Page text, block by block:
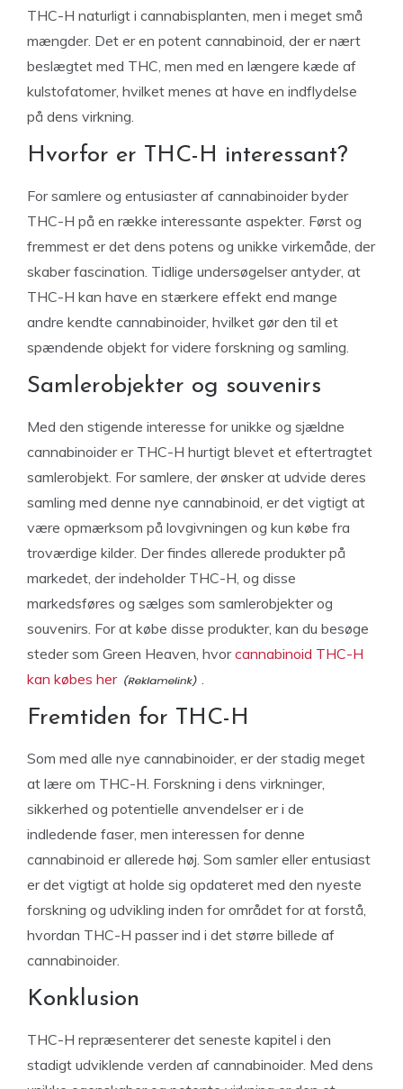
THC-H naturligt i cannabisplanten, men i meget små
mængder. Det er en potent cannabinoid, der er nært
beslægtet med THC, men med en længere kæde af
kulstofatomer, hvilket menes at have en indflydelse
på dens virkning.
Hvorfor er THC-H interessant?
For samlere og entusiaster af cannabinoider byder
THC-H på en række interessante aspekter. Først og
fremmest er det dens potens og unikke virkemåde, der
skaber fascination. Tidlige undersøgelser antyder, at
THC-H kan have en stærkere effekt end mange
andre kendte cannabinoider, hvilket gør den til et
spændende objekt for videre forskning og samling.
Samlerobjekter og souvenirs
Med den stigende interesse for unikke og sjældne
cannabinoider er THC-H hurtigt blevet et eftertragtet
samlerobjekt. For samlere, der ønsker at udvide deres
samling med denne nye cannabinoid, er det vigtigt at
være opmærksom på lovgivningen og kun købe fra
troværdige kilder. Der findes allerede produkter på
markedet, der indeholder THC-H, og disse
markedsføres og sælges som samlerobjekter og
souvenirs. For at købe disse produkter, kan du besøge
steder som Green Heaven, hvorcannabinoid THC-H
kan købes her
.
Fremtiden for THC-H
Som med alle nye cannabinoider, er der stadig meget
at lære om THC-H. Forskning i dens virkninger,
sikkerhed og potentielle anvendelser er i de
indledende faser, men interessen for denne
cannabinoid er allerede høj. Som samler eller entusiast
er det vigtigt at holde sig opdateret med den nyeste
forskning og udvikling inden for området for at forstå,
hvordan THC-H passer ind i det større billede af
cannabinoider.
Konklusion
THC-H repræsenterer det seneste kapitel i den
stadigt udviklende verden af cannabinoider. Med dens